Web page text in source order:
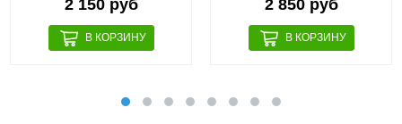
2 150 руб 2 850 руб